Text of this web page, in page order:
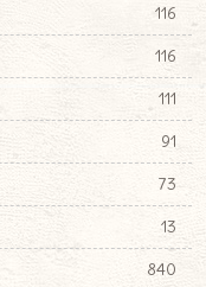
116
116
111
91
73
13
840